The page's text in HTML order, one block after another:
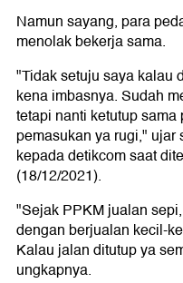
Namun sayang, para
menolak bekerja sama.
"Tidak setuju saya kalau
kena imbasnya. Sudah
tetapi nanti ketutup
pemasukan ya rugi,"
kepada detikcom saat
(18/12/2021).
"Sejak PPKM jualan
dengan berjualan kecil-
Kalau jalan ditutup ya
ungkapnya.